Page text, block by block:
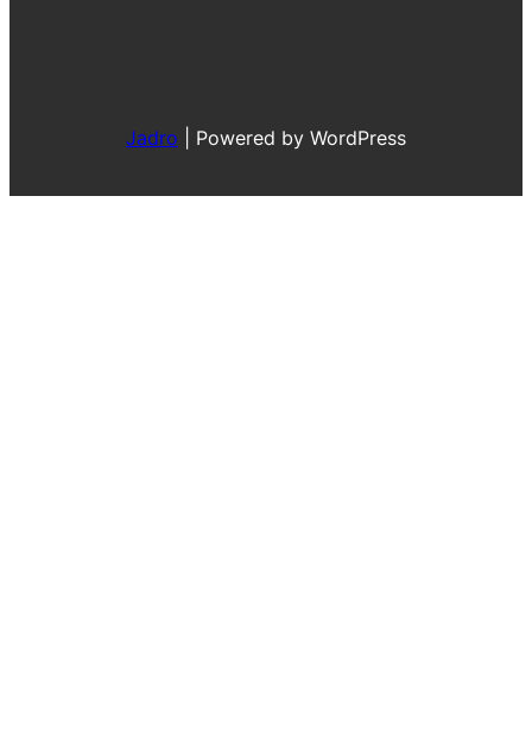
Jadro Powered by WordPress